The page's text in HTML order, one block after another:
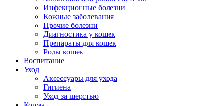
Инфекционные болезни
Кожные заболевания
Прочие болезни
Диагностика у кошек
Препараты для кошек
Роды кошек
Воспитание
Уход
Аксессуары для ухода
Гигиена
Уход за шерстью